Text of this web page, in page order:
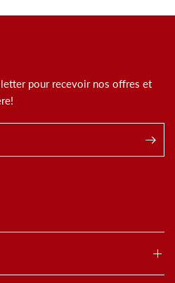
pour recevoir nos offres et